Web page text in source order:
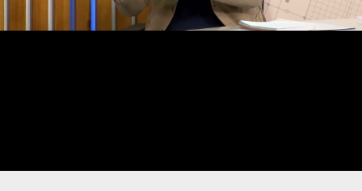
Video